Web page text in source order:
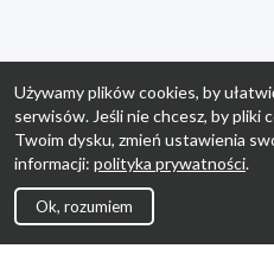
Używamy plików cookies, by
serwisów. Jeśli nie chcesz, by pliki
Twoim dysku, zmień ustawienia
informacji: polityka prywatności.
Ok, rozumiem